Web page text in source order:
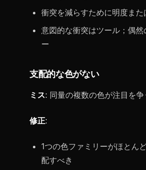
衝突を減らすために明度ま
意図的な衝突はツール；偶然
ー
支配的な色がない
ミス: 同量の複数の色が注目を争
修正:
1つの色ファミリーがほとん
配すべき